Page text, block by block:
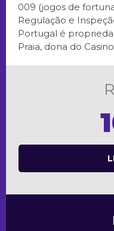
009 (jogos de
Regulação e
Portugal é
Praia, dona do